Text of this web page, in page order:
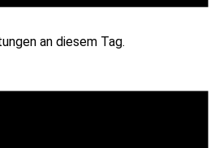
an diesem Tag.